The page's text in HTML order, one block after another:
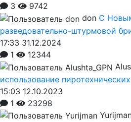
3
9742
don С
разведовательно-штурмовой
17:33 31.12.2024
1
12344
использование
15:03 12.10.2023
1
23298